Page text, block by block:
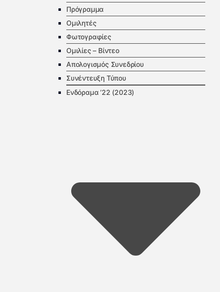
Πρόγραμμα
Ομιλητές
Φωτογραφίες
Ομιλίες – Βίντεο
Απολογισμός Συνεδρίου
Συνέντευξη Τύπου
Ενδόραμα ’22 (2023)